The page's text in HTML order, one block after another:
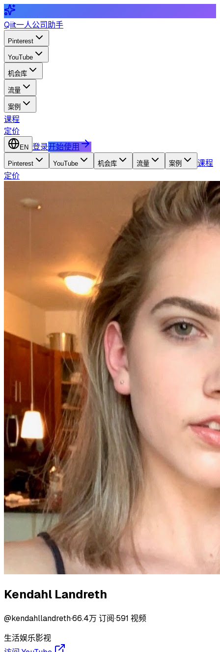
Qiit一人公司助手
Pinterest
YouTube
机会库
流量
案例
课程
定价
EN 登录开始使用
Pinterest YouTube 机会库 流量 案例
课程
定价
Kendahl Landreth
@kendahllandreth·66.4万 订阅·591 视频
生活娱乐影视